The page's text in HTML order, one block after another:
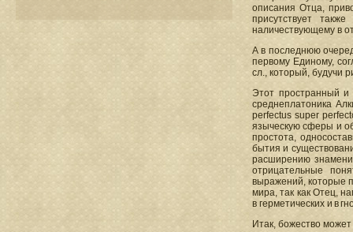
описания Отца,
присутствует
наличествующему в
А в последнюю
первому Единому,
сл., который, будучи
Этот пространный
среднеплатоника
perfectus super
языческую сферы и
простота,
бытия и
расширению
отрицательные
выражений, которые
мира, так как Отец,
в герметических и в
Итак, божество